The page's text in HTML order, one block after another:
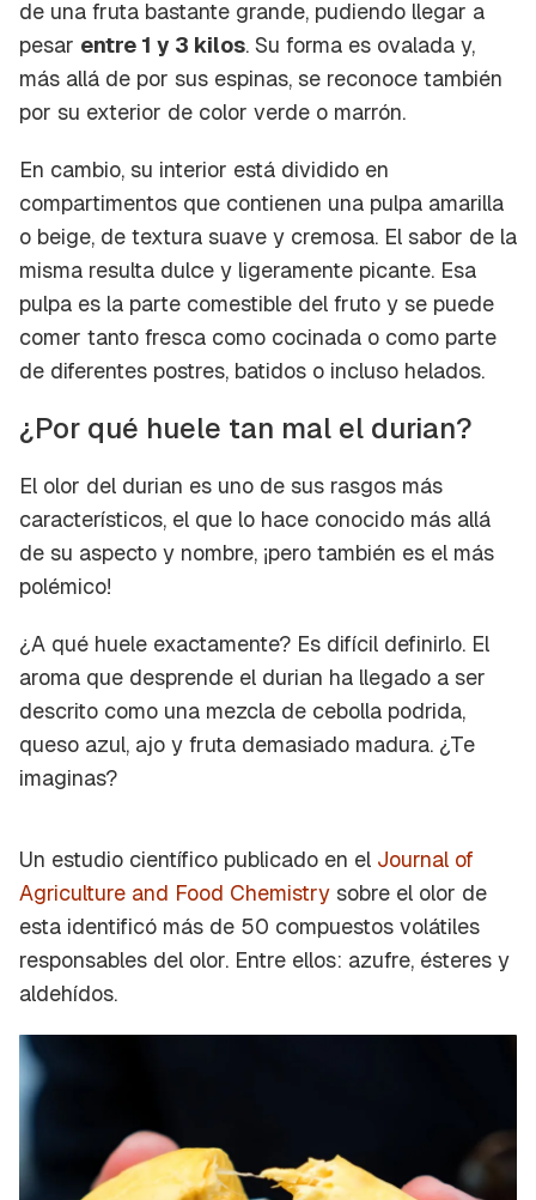
de una fruta bastante grande, pudiendo llegar a
pesar entre 1 y 3 kilos. Su forma es ovalada y,
más allá de por sus espinas, se reconoce también
por su exterior de color verde o marrón.
En cambio, su interior está dividido en
compartimentos que contienen una pulpa amarilla
o beige, de textura suave y cremosa. El sabor de la
misma resulta dulce y ligeramente picante. Esa
pulpa es la parte comestible del fruto y se puede
comer tanto fresca como cocinada o como parte
de diferentes postres, batidos o incluso helados.
¿Por qué huele tan mal el durian?
El olor del durian es uno de sus rasgos más
característicos, el que lo hace conocido más allá
de su aspecto y nombre, ¡pero también es el más
polémico!
¿A qué huele exactamente? Es difícil definirlo. El
aroma que desprende el durian ha llegado a ser
descrito como una mezcla de cebolla podrida,
queso azul, ajo y fruta demasiado madura. ¿Te
imaginas?
Un estudio científico publicado en el Journal of
Agriculture and Food Chemistry sobre el olor de
esta identificó más de 50 compuestos volátiles
responsables del olor. Entre ellos: azufre, ésteres y
aldehídos.